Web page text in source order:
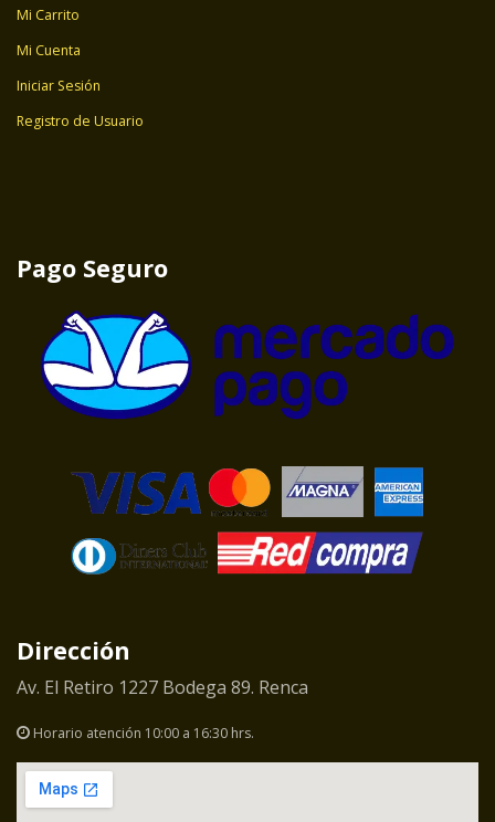
Mi Carrito
Mi Cuenta
Iniciar Sesión
Registro de Usuario
Pago Seguro
Dirección
Av. El Retiro 1227 Bodega 89. Renca
Horario atención 10:00 a 16:30 hrs.